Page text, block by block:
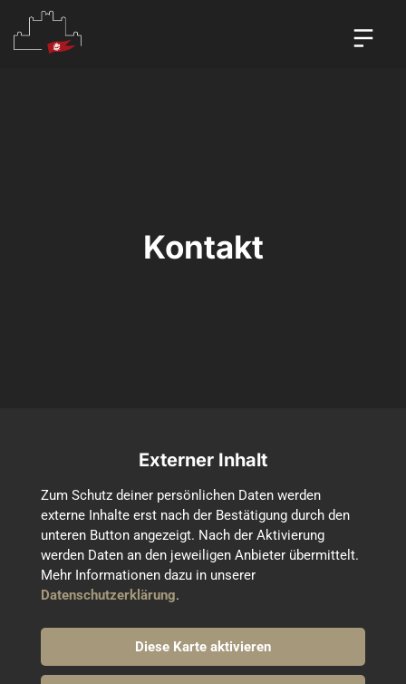
Kontakt
Externer Inhalt
Zum Schutz deiner persönlichen Daten werden
externe Inhalte erst nach der Bestätigung durch den
unteren Button angezeigt. Nach der Aktivierung
werden Daten an den jeweiligen Anbieter übermittelt.
Mehr Informationen dazu in unserer
Datenschutzerklärung.
Diese Karte aktivieren